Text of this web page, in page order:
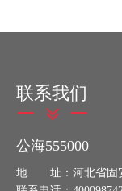
联系我们
公海555000
地 址：河北省固